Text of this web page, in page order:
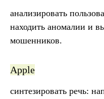
анализировать
находить аномалии и
мошенников.
Apple
синтезировать речь: